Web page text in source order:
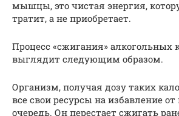
мышцы, это чистая энергия,
тратит, а не приобретает.
Процесс «сжигания» алкогольных
выглядит следующим образом.
Организм, получая дозу таких
все свои ресурсы на избавление
очередь. Он перестает сжигать